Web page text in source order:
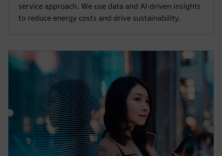
service approach. We use data and AI-driven insights
to reduce energy costs and drive sustainability.